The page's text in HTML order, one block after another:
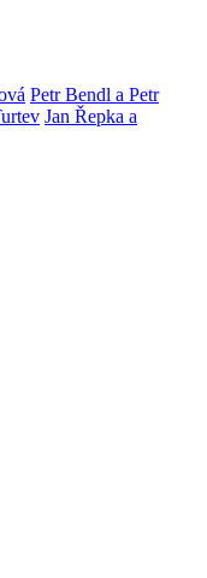
Petr Bendl a Petr
Jan Řepka a